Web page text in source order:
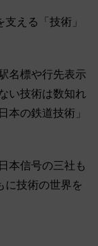
える「技術」
名標や行先表示
い技術は数知れ
本の鉄道技術」
本信号の三社も
に技術の世界を